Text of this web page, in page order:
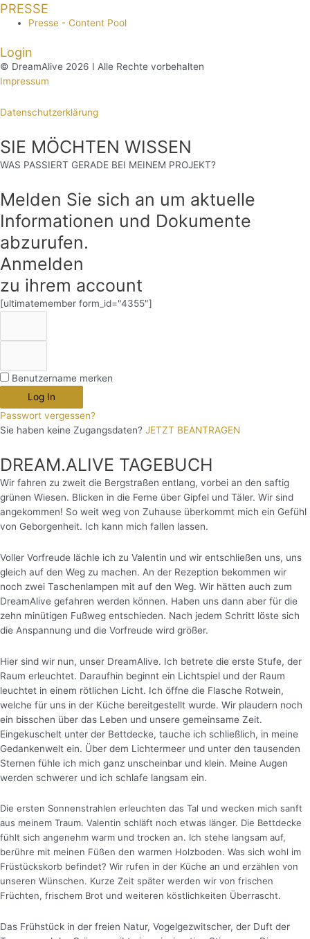
PRESSE
Presse - Content Pool
Login
© DreamAlive 2026 I Alle Rechte vorbehalten
Impressum
Datenschutzerklärung
SIE MÖCHTEN WISSEN
WAS PASSIERT GERADE BEI MEINEM PROJEKT?
Melden Sie sich an um aktuelle
Informationen und Dokumente
abzurufen.
Anmelden
zu ihrem account
[ultimatemember form_id="4355"]
Benutzername merken
Log In
Passwort vergessen?
Sie haben keine Zugangsdaten? JETZT BEANTRAGEN
DREAM.ALIVE TAGEBUCH
Wir fahren zu zweit die Bergstraßen entlang, vorbei an den saftig
grünen Wiesen. Blicken in die Ferne über Gipfel und Täler. Wir sind
angekommen! So weit weg von Zuhause überkommt mich ein Gefühl
von Geborgenheit. Ich kann mich fallen lassen.
Voller Vorfreude lächle ich zu Valentin und wir entschließen uns, uns
gleich auf den Weg zu machen. An der Rezeption bekommen wir
noch zwei Taschenlampen mit auf den Weg. Wir hätten auch zum
DreamAlive gefahren werden können. Haben uns dann aber für die
zehn minütigen Fußweg entschieden. Nach jedem Schritt löste sich
die Anspannung und die Vorfreude wird größer.
Hier sind wir nun, unser DreamAlive. Ich betrete die erste Stufe, der
Raum erleuchtet. Daraufhin beginnt ein Lichtspiel und der Raum
leuchtet in einem rötlichen Licht. Ich öffne die Flasche Rotwein,
welche für uns in der Küche bereitgestellt wurde. Wir plaudern noch
ein bisschen über das Leben und unsere gemeinsame Zeit.
Eingekuschelt unter der Bettdecke, tauche ich schließlich, in meine
Gedankenwelt ein. Über dem Lichtermeer und unter den tausenden
Sternen fühle ich mich ganz unscheinbar und klein. Meine Augen
werden schwerer und ich schlafe langsam ein.
Die ersten Sonnenstrahlen erleuchten das Tal und wecken mich sanft
aus meinem Traum. Valentin schläft noch etwas länger. Die Bettdecke
fühlt sich angenehm warm und trocken an. Ich stehe langsam auf,
berühre mit meinen Füßen den warmen Holzboden. Was sich wohl im
Früstückskorb befindet? Wir rufen in der Küche an und erzählen von
unseren Wünschen. Kurze Zeit später werden wir von frischen
Früchten, frischem Brot und weiteren köstlichkeiten Überrascht.
Das Frühstück in der freien Natur, Vogelgezwitscher, der Duft der